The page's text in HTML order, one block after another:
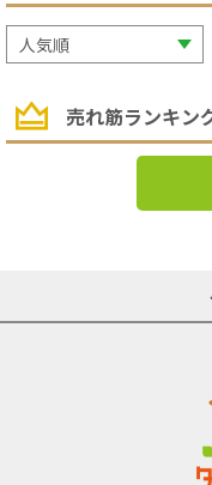
売れ筋ランキン